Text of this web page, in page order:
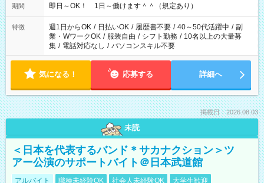
期間 即日～OK！ 1日～働けます＾＾（規定あり）
特徴 週1日からOK / 日払いOK / 履歴書不要 / 40～50代活躍中 / 副
業・WワークOK / 服装自由 / シフト勤務 / 10名以上の大量募
集 / 電話対応なし / パソコンスキル不要
気になる！ 応募する 詳細へ
掲載日：2026.08.03
未読
＜日本を代表するバンド＊サカナクション＞ツ
アー公演のサポートバイト＠日本武道館
アルバイト 職種未経験OK 社会人未経験OK 大学生歓迎